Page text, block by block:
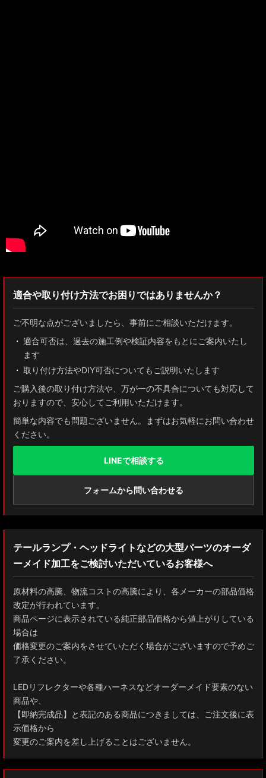
適合や取り付け方法でお困りではありませんか？
ご不明な点がございましたら、事前にご相談いただけます。
適合可否は、過去の施工例や検証内容をもとにご案内いたし
ます
取り付け方法やDIY可否についてもご説明いたします
ご購入後の取り付け方法や、万が一の不具合についても対応して
おりますので、安心してご利用いただけます。
簡単な内容でも問題ございません。まずはお気軽にお問い合わせ
ください。
LINEで相談する
フォームから問い合わせる
テールランプ・ヘッドライトなどの大型パーツのオーダ
ーメイド加工をご検討いただいているお客様へ
原材料の高騰、物流コストの高騰により、各メーカーの部品価格
改定が行われています。
商品ページに表示されている純正部品価格から値上がりしている
場合は
価格変更のご案内をさせていただく場合がございますので予めご
了承ください。
LEDリフレクターや各種ハーネスなどオーダーメイド要素のない
商品や、
【即納完成品】と表記のある商品につきましては、ご注文後に表
示価格から
変更のご案内を差し上げることはございません。